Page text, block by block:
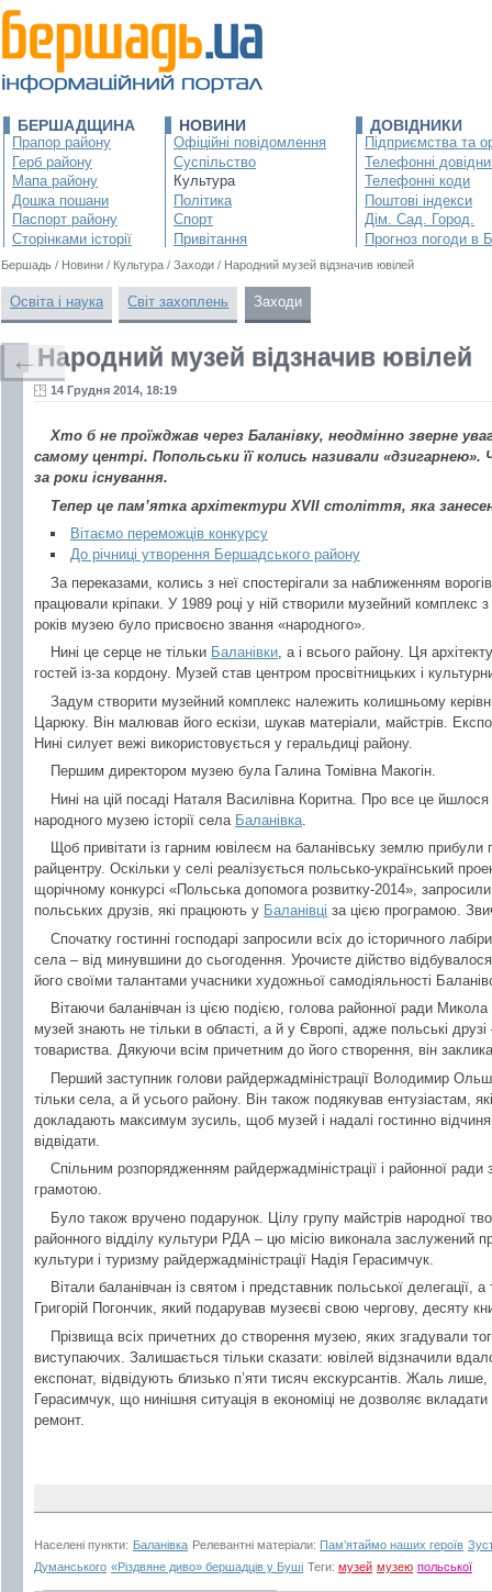
БЕРШАДЩИНА
Прапор району
Герб району
Мапа району
Дошка пошани
Паспорт району
Сторінками історії
НОВИНИ
Офіційні повідомлення
Суспільство
Культура
Політика
Спорт
Привітання
ДОВІДНИКИ
Підприємства та
Телефонні
Телефонні коди
Поштові індекси
Дім. Сад. Город.
Прогноз погоди в
Бершадь / Новини / Культура / Заходи / Народний музей відзначив ювілей
Освіта і наука Світ захоплень Заходи
Народний музей відзначив ювілей
14 Грудня 2014, 18:19
Хто б не проїжджав через Баланівку, неодмінно зверне
самому центрі. Попольськи її колись називали «дзигарнею».
за роки існування.
Тепер це пам’ятка архітектури ХVII століття, яка
Вітаємо переможців конкурсу
До річниці утворення Бершадського району
За переказами, колись з неї спостерігали за наближенням
працювали кріпаки. У 1989 році у ній створили музейний
років музею було присвоєно звання «народного».
Нині це серце не тільки Баланівки, а і всього району. Ця
гостей із-за кордону. Музей став центром просвітницьких і
Задум створити музейний комплекс належить колишньому
Царюку. Він малював його ескізи, шукав матеріали, майстрів.
Нині силует вежі використовується у геральдиці району.
Першим директором музею була Галина Томівна Макогін.
Нині на цій посаді Наталя Василівна Коритна. Про все це
народного музею історії села Баланівка
Щоб привітати із гарним ювілеєм на баланівську землю прибули
райцентру. Оскільки у селі реалізується польсько-український
щорічному конкурсі «Польська допомога розвитку-2014»,
польських друзів, які працюють у Баланівці за цією програмою.
Спочатку гостинні господарі запросили всіх до історичного
села – від минувшини до сьогодення. Урочисте дійство
його своїми талантами учасники художньої самодіяльності
Вітаючи баланівчан із цією подією, голова районної ради
музей знають не тільки в області, а й у Європі, адже польські
товариства. Дякуючи всім причетним до його створення, він
Перший заступник голови райдержадміністрації Володимир
тільки села, а й усього району. Він також подякував ентузіастам,
докладають максимум зусиль, щоб музей і надалі гостинно
відвідати.
Спільним розпорядженням райдержадміністрації і районної
грамотою.
Було також вручено подарунок. Цілу групу майстрів народної
районного відділу культури РДА – цю місію виконала заслужений
культури і туризму райдержадміністрації Надія Герасимчук.
Вітали баланівчан із святом і представник польської делегації,
Григорій Погончик, який подарував музеєві свою чергову, десяту
Прізвища всіх причетних до створення музею, яких згадували
виступаючих. Залишається тільки сказати: ювілей відзначили
експонат, відвідують близько п’яти тисяч екскурсантів. Жаль
Герасимчук, що нинішня ситуація в економіці не дозволяє
ремонт.
Населені пункти: Баланівка Релевантні матеріали: Пам’ятаймо наших героїв
Думанського «Різдвяне диво» бершадців у Буші Теги: музей музею польської
←